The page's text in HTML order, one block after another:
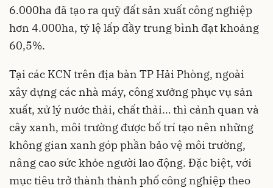
6.000ha đã tạo ra quỹ đất sản xuất công nghiệp
hơn 4.000ha, tỷ lệ lấp đầy trung bình đạt khoảng
60,5%.
Tại các KCN trên địa bàn TP Hải Phòng, ngoài
xây dựng các nhà máy, công xưởng phục vụ sản
xuất, xử lý nước thải, chất thải… thì cảnh quan và
cây xanh, môi trường được bố trí tạo nên những
không gian xanh góp phần bảo vệ môi trường,
nâng cao sức khỏe người lao động. Đặc biệt, với
mục tiêu trở thành thành phố công nghiệp theo